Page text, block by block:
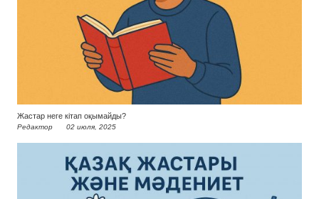
Жастар неге кітап оқымайды?
Редактор 02 июля, 2025